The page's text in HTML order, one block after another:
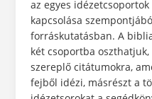
az egyes
kapcsolása
forráskutatásban. A
két csoportba
szereplő citátumokra,
fejből idézi, másrészt a